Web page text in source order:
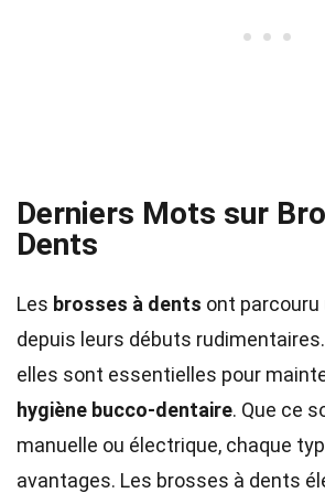
Derniers Mots sur
Dents
Les brosses à dents ont parcouru
depuis leurs débuts
elles sont essentielles pour
hygiène bucco-dentaire. Que ce
manuelle ou électrique, chaque
avantages. Les brosses à dents